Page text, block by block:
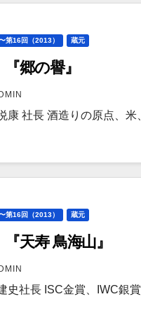
第16回（2013） 蔵元
郷の譽』
社長 酒造りの原点、
第16回（2013） 蔵元
天寿 鳥海山』
史社長 ISC金賞、IWC銀